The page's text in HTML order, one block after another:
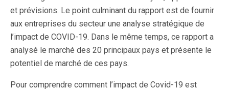
et prévisions. Le point culminant du rapport est de fournir
aux entreprises du secteur une analyse stratégique de
l’impact de COVID-19. Dans le même temps, ce rapport a
analysé le marché des 20 principaux pays et présente le
potentiel de marché de ces pays.
Pour comprendre comment l’impact de Covid-19 est